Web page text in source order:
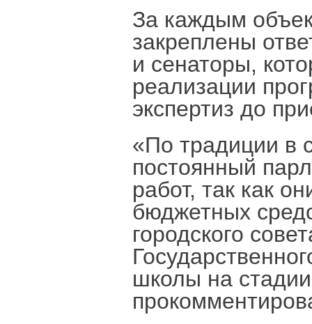
За каждым
закреплены
и сенаторы,
реализации
экспертиз до
«По традиции в
постоянный
работ, так как
бюджетных
городского
школы на